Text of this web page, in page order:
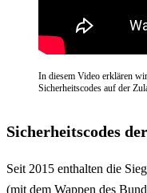
In diesem Video erklären
Sicherheitscodes auf der
Sicherheitscodes
Seit 2015 enthalten die
(mit dem Wappen des